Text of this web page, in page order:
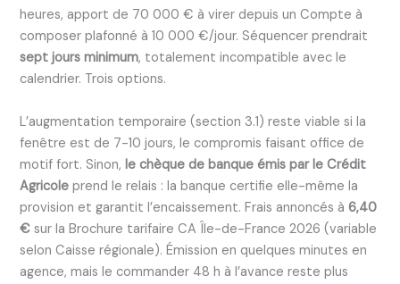
heures, apport de 70 000 € à virer depuis un Compte à
composer plafonné à 10 000 €/jour. Séquencer prendrait
sept jours minimum, totalement incompatible avec le
calendrier. Trois options.
L’augmentation temporaire (section 3.1) reste viable si la
fenêtre est de 7-10 jours, le compromis faisant office de
motif fort. Sinon,le chèque de banque émis par le Crédit
Agricole prend le relais : la banque certifie elle-même la
provision et garantit l’encaissement. Frais annoncés à6,40
€ sur la Brochure tarifaire CA Île-de-France 2026 (variable
selon Caisse régionale). Émission en quelques minutes en
agence, mais le commander 48 h à l’avance reste plus